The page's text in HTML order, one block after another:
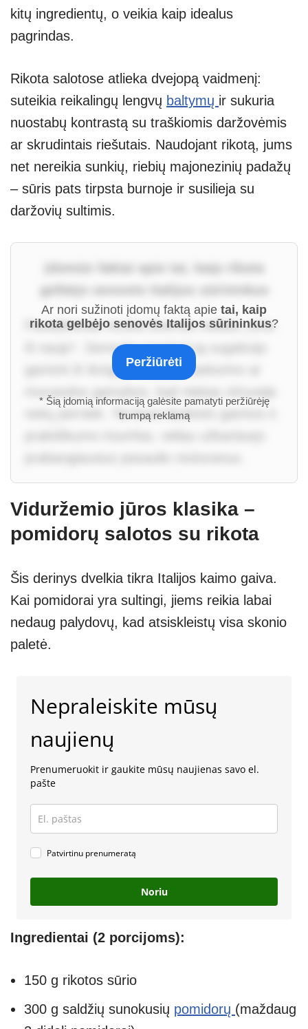
kitų ingredientų, o veikia kaip idealus
pagrindas.
Rikota salotose atlieka dvejopą vaidmenį:
suteikia reikalingų lengvų baltymų ir sukuria
nuostabų kontrastą su traškiomis daržovėmis
ar skrudintais riešutais. Naudojant rikotą, jums
net nereikia sunkių, riebių majonezinių padažų
– sūris pats tirpsta burnoje ir susilieja su
daržovių sultimis.
Įdomūs faktai apie tai, kaip rikota
gelbėjo senovės Italijos sūrininkus
Pavadinimas ricotta išvertus reiškia „virta
iš naujo“. Senovės romėnai ją sugalvojo
gaminti iš išrūgų, likusių po pekorino ar
mocarelos gamybos, kad niekas virtuvėje
neitų perniek. Tai buvo laukinės gamtos ir
Ar nori sužinoti įdomų faktą apie tai, kaip
rikota gelbėjo senovės Italijos sūrininkus?
Peržiūrėti
* Šią įdomią informaciją galėsite pamatyti peržiūrėję
trumpą reklamą
Viduržemio jūros klasika –
pomidorų salotos su rikota
Šis derinys dvelkia tikra Italijos kaimo gaiva.
Kai pomidorai yra sultingi, jiems reikia labai
nedaug palydovų, kad atsiskleistų visa skonio
paletė.
Nepraleiskite mūsų
naujienų
Prenumeruokit ir gaukite mūsų naujienas savo el.
pašte
Patvirtinu prenumeratą
Noriu
Ingredientai (2 porcijoms):
150 g rikotos sūrio
300 g saldžių sunokusių pomidorų (maždaug